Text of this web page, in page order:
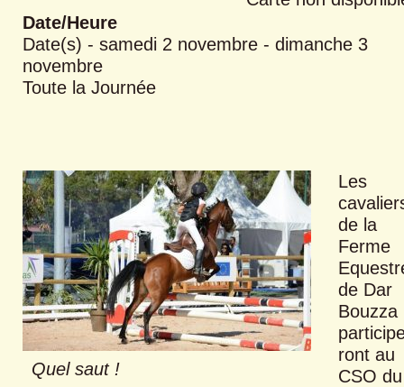
Date/Heure
Date(s) - samedi 2 novembre - dimanche 3
novembre
Toute la Journée
Quel saut !
Les
de la
Ferme
de Dar
Bouzza
ront au
CSO du